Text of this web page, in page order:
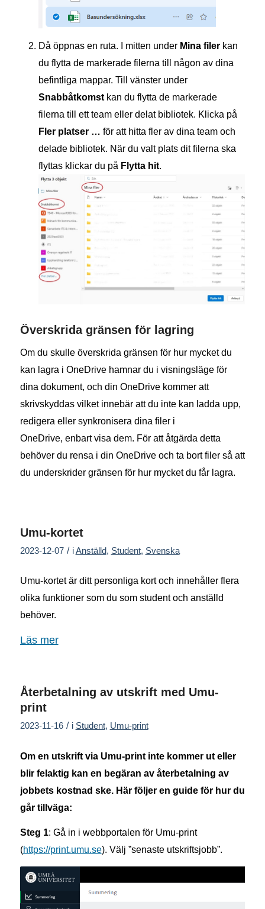
Då öppnas en ruta. I mitten under Mina filerkan
du flytta de markerade filerna till någon av dina
befintliga mappar. Till vänster under
Snabbåtkomstkan du flytta de markerade
filerna till ett team eller delat bibliotek. Klicka på
Fler platser … för att hitta fler av dina team och
delade bibliotek. När du valt plats dit filerna ska
flyttas klickar du på Flytta hit.
Överskrida gränsen för lagring
Om du skulle överskrida gränsen för hur mycket du
kan lagra i OneDrive hamnar du i visningsläge för
dina dokument, och din OneDrive kommer att
skrivskyddas vilket innebär att du inte kan ladda upp,
redigera eller synkronisera dina filer i
OneDrive, enbart visa dem. För att åtgärda detta
behöver du rensa i din OneDrive och ta bort filer så att
du underskrider gränsen för hur mycket du får lagra.
Umu-kortet
2023-12-07 / iAnställd, Student, Svenska
Umu-kortet är ditt personliga kort och innehåller flera
olika funktioner som du som student och anställd
behöver.
Läs mer
Återbetalning av utskrift med Umu-
print
2023-11-16 / i Student, Umu-print
Om en utskrift via Umu-print inte kommer ut eller
blir felaktig kan en begäran av återbetalning av
jobbets kostnad ske. Här följer en guide för hur du
går tillväga:
Steg 1: Gå in i webbportalen för Umu-print
(https://print.umu.se). Välj ”senaste utskriftsjobb”.